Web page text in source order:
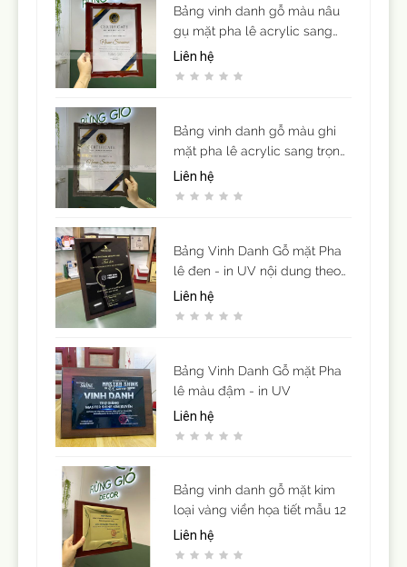
Bảng vinh danh gỗ màu nâu
gụ mặt pha lê acrylic sang
trọng ( để vừa giấy khen cỡ
A4)
Liên hệ
Bảng vinh danh gỗ màu ghi
mặt pha lê acrylic sang trọng
( để vừa giấy khen cỡ A4)
Liên hệ
Bảng Vinh Danh Gỗ mặt Pha
lê đen - in UV nội dung theo
yêu cầu
Liên hệ
Bảng Vinh Danh Gỗ mặt Pha
lê màu đậm - in UV
Liên hệ
Bảng vinh danh gỗ mặt kim
loại vàng viền họa tiết mẫu 12
Liên hệ